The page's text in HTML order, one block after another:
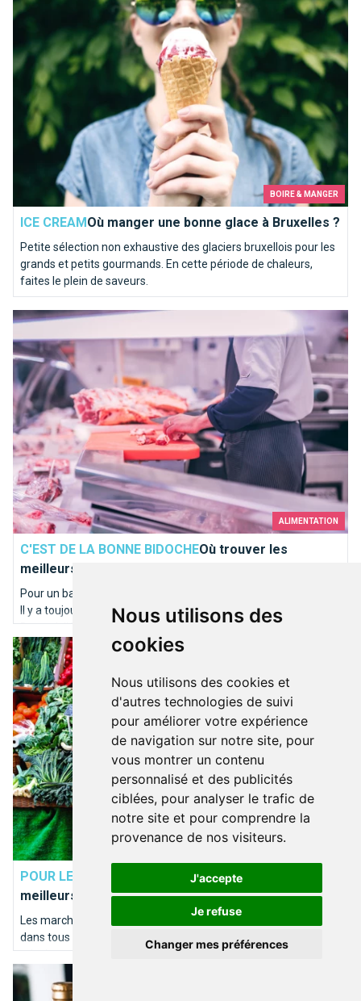
Nous utilisons des
cookies
Nous utilisons des cookies et
d'autres technologies de suivi
pour améliorer votre expérience
de navigation sur notre site, pour
vous montrer un contenu
personnalisé et des publicités
ciblées, pour analyser le trafic de
notre site et pour comprendre la
provenance de nos visiteurs.
J'accepte
Je refuse
Changer mes préférences
BOIRE & MANGER
ICE CREAMOù manger une bonne glace à Bruxelles ?
Petite sélection non exhaustive des glaciers bruxellois pour les
grands et petits gourmands. En cette période de chaleurs,
faites le plein de saveurs.
ALIMENTATION
C'EST DE LA BONNE BIDOCHEOù trouver les
meilleurs bouchers à Bruxelles ?
Pour un barbecue, les fêtes de fin d'année ou pour la Pâques...
Il y a toujours plein d’occasions de déguster de la bonne viande.
Brusselslife met en avant plusieurs bons plans des meilleurs
boucheries situées à Bruxelles.
Où trouver les meilleurs bouchers à Bruxelles ?
POUR LES KETS DE MARKETSDécouvrez les
meilleurs marchés bruxellois !
Les marchés sont une des richesses de Bruxelles, on en trouve
dans tous les quartiers et ils on chacun leur spécificité. Voici les
principaux...
Découvrez les meilleurs marchés bruxellois !
Nos 11 bons plans pour commander des bières artisanales